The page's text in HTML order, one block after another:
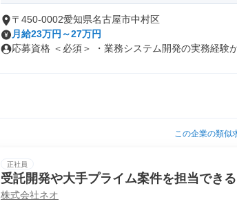
〒450-0002愛知県名古屋市中村区
月給23万円～27万円
応募資格 ＜必須＞ ・業務システム開発の実務経験
この企業の類似
正社員
受託開発や大手プライム案件を担当でき
株式会社ネオ